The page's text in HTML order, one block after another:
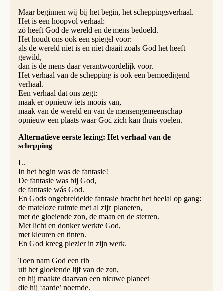
Maar beginnen wij bij het begin, het scheppingsverhaal.
Het is een hoopvol verhaal:
zó heeft God de wereld en de mens bedoeld.
Het houdt ons ook een spiegel voor:
als de wereld niet is en niet draait zoals God het heeft
gewild,
dan is de mens daar verantwoordelijk voor.
Het verhaal van de schepping is ook een bemoedigend
verhaal.
Een verhaal dat ons zegt:
maak er opnieuw iets moois van,
maak van de wereld en van de mensengemeenschap
opnieuw een plaats waar God zich kan thuis voelen.
Alternatieve eerste lezing: Het verhaal van de
schepping
L.
In het begin was de fantasie!
De fantasie was bij God,
de fantasie wás God.
En Gods ongebreidelde fantasie bracht het heelal op gang:
de mateloze ruimte met al zijn planeten,
met de gloeiende zon, de maan en de sterren.
Met licht en donker werkte God,
met kleuren en tinten.
En God kreeg plezier in zijn werk.
Toen nam God een rib
uit het gloeiende lijf van de zon,
en hij maakte daarvan een nieuwe planeet
die hij ‘aarde’ noemde.